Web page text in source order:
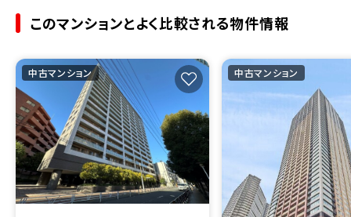
このマンションとよく比較される物件情報
中古マンション 中古マンション